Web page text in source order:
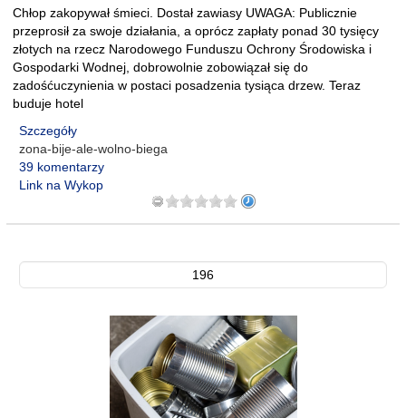
Chłop zakopywał śmieci. Dostał zawiasy UWAGA: Publicznie
przeprosił za swoje działania, a oprócz zapłaty ponad 30 tysięcy
złotych na rzecz Narodowego Funduszu Ochrony Środowiska i
Gospodarki Wodnej, dobrowolnie zobowiązał się do
zadośćuczynienia w postaci posadzenia tysiąca drzew. Teraz
buduje hotel
Szczegóły
zona-bije-ale-wolno-biega
39 komentarzy
Link na Wykop
196